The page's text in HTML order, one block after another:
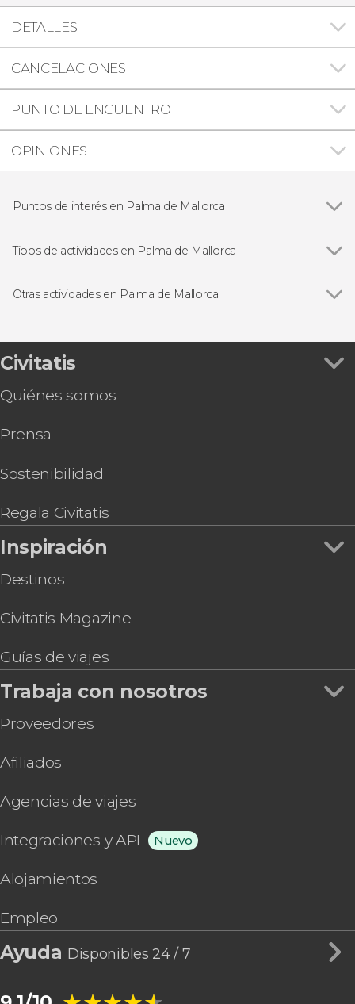
DETALLES
CANCELACIONES
PUNTO DE ENCUENTRO
OPINIONES
Puntos de interés en Palma de Mallorca
Tipos de actividades en Palma de Mallorca
Free tours en Palma de Mallorca
Entradas
Otras actividades en Palma de Mallorca
Tour en quad por Mallorca + Snorkel en Palma
Entrada a Palma Aquarium
Espectáculo flamenco en el tablao Alma
Autobús y barco turístico de Palma de Mallorca
Entrada al Palau March
Civitatis
Quiénes somos
Prensa
Sostenibilidad
Regala Civitatis
Inspiración
Destinos
Civitatis Magazine
Guías de viajes
Trabaja con nosotros
Proveedores
Afiliados
Agencias de viajes
Integraciones y API Nuevo
Alojamientos
Empleo
Ayuda Disponibles 24 / 7